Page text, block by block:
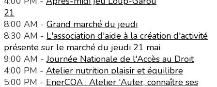
21
8:00 AM - Grand marché du jeudi
8:30 AM - L'association d'aide à la création d'activité
présente sur le marché du jeudi 21 mai
9:00 AM -Journée Nationale de l'Accès au Droit
4:00 PM - Atelier nutrition plaisir et équilibre
5:00 PM - EnerCOA : Atelier 'Auter, connaître ses